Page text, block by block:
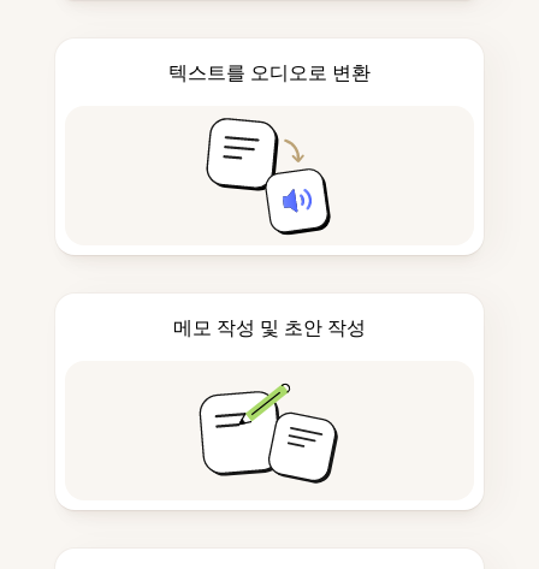
텍스트를 오디오로 변환
메모 작성 및 초안 작성